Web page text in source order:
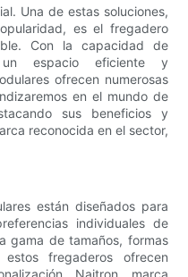
Una de estas soluciones,
es el fregadero
Con la capacidad de
espacio eficiente y
ofrecen numerosas
en el mundo de
sus beneficios y
reconocida en el sector,
están diseñados para
individuales de
gama de tamaños, formas
fregaderos ofrecen
Naitron, marca